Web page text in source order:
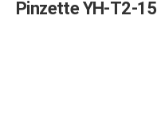
Pinzette YH-T2-15